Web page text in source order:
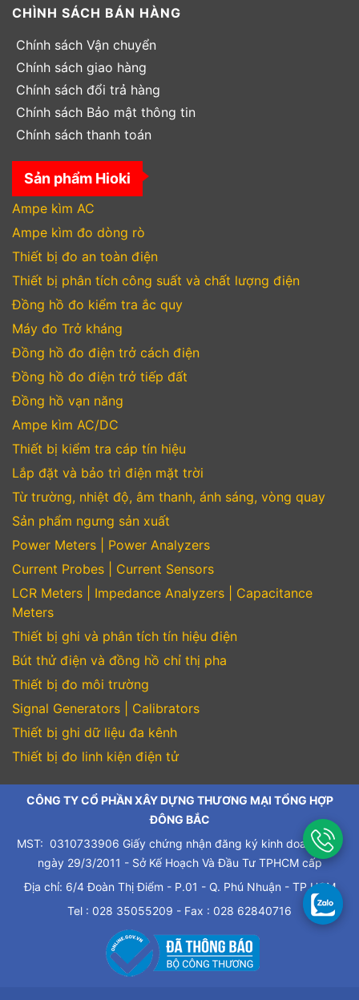
CHÌNH SÁCH BÁN HÀNG
Chính sách Vận chuyển
Chính sách giao hàng
Chính sách đổi trả hàng
Chính sách Bảo mật thông tin
Chính sách thanh toán
Sản phẩm Hioki
Ampe kìm AC
Ampe kìm đo dòng rò
Thiết bị đo an toàn điện
Thiết bị phân tích công suất và chất lượng điện
Đồng hồ đo kiểm tra ắc quy
Máy đo Trở kháng
Đồng hồ đo điện trở cách điện
Đồng hồ đo điện trở tiếp đất
Đồng hồ vạn năng
Ampe kìm AC/DC
Thiết bị kiểm tra cáp tín hiệu
Lắp đặt và bảo trì điện mặt trời
Từ trường, nhiệt độ, âm thanh, ánh sáng, vòng quay
Sản phẩm ngưng sản xuất
Power Meters | Power Analyzers
Current Probes | Current Sensors
LCR Meters | Impedance Analyzers | Capacitance
Meters
Thiết bị ghi và phân tích tín hiệu điện
Bút thử điện và đồng hồ chỉ thị pha
Thiết bị đo môi trường
Signal Generators | Calibrators
Thiết bị ghi dữ liệu đa kênh
Thiết bị đo linh kiện điện tử
CÔNG TY CỔ PHẦN XÂY DỰNG THƯƠNG MẠI TỔNG HỢP
ĐÔNG BẮC
MST: 0310733906 Giấy chứng nhận đăng ký kinh doanh cấp
ngày 29/3/2011 - Sở Kế Hoạch Và Đầu Tư TPHCM cấp
Địa chỉ: 6/4 Đoàn Thị Điểm - P.01 - Q. Phú Nhuận - TP.HCM
Tel : 028 35055209 - Fax : 028 62840716